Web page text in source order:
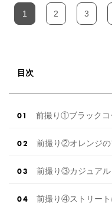
1 2 3
目次
前撮り①ブラックコ
前撮り②オレンジの
前撮り③カジュアル
前撮り④ストリート